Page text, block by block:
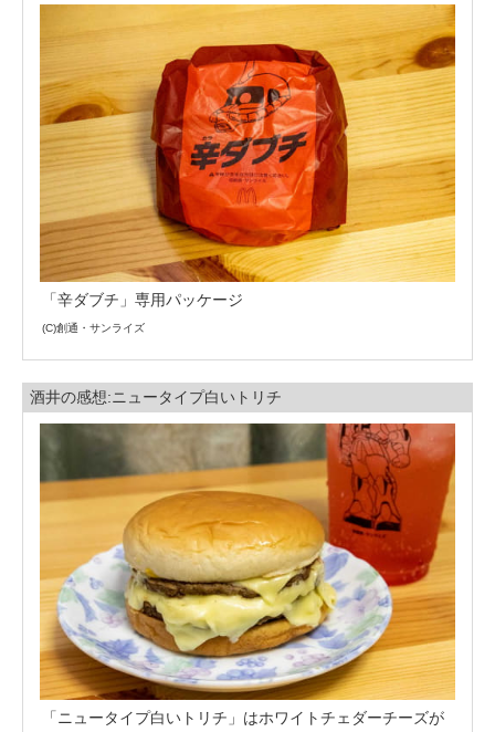
「辛ダブチ」専用パッケージ
(C)創通・サンライズ
酒井の感想:ニュータイプ白いトリチ
「ニュータイプ白いトリチ」はホワイトチェダーチーズが